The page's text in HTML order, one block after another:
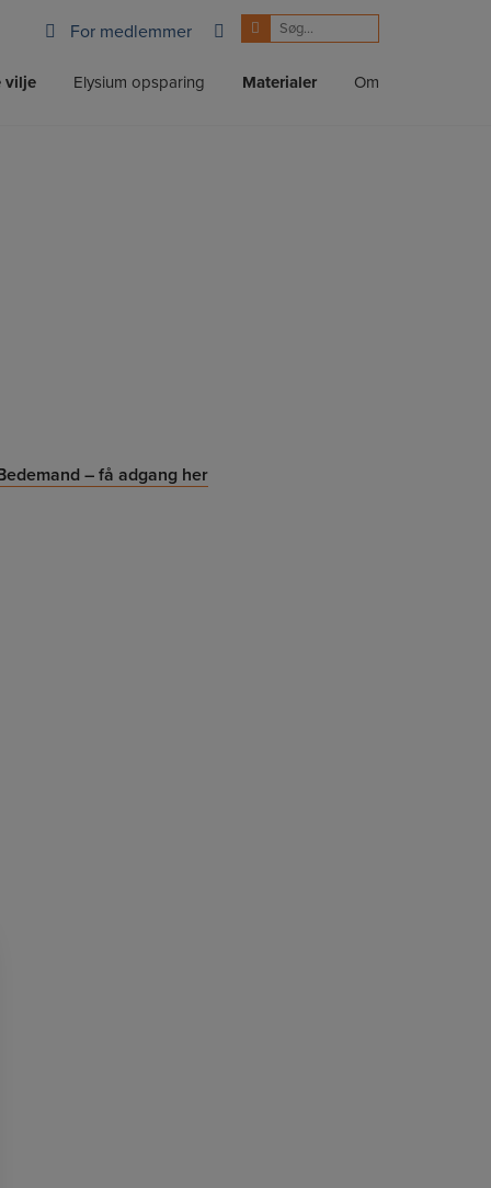
For medlemmer
vilje Elysium opsparing Materialer Om
– få adgang her